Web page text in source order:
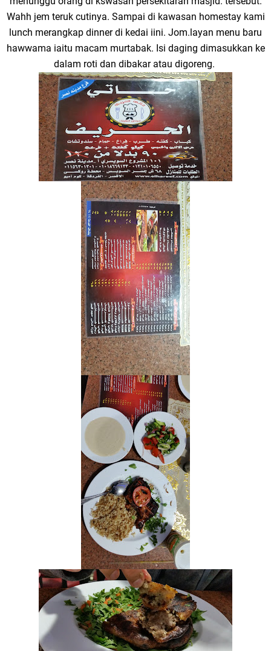
Wahh jem teruk cutinya. Sampai di kawasan homestay kami
lunch merangkap dinner di kedai iini. Jom.layan menu baru
hawwama iaitu macam murtabak. Isi daging dimasukkan ke
dalam roti dan dibakar atau digoreng.